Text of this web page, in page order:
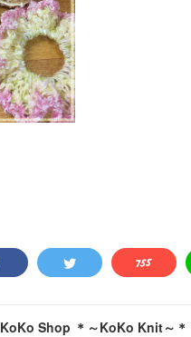
KoKo Shop ＊～KoKo Knit～＊